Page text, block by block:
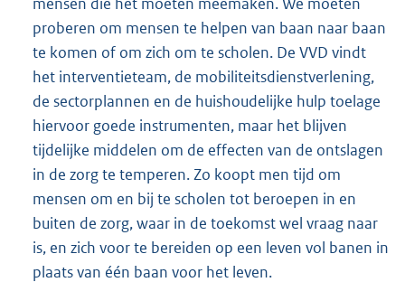
proberen om mensen te helpen van baan naar baan
te komen of om zich om te scholen. De VVD vindt
het interventieteam, de mobiliteitsdienstverlening,
de sectorplannen en de huishoudelijke hulp toelage
hiervoor goede instrumenten, maar het blijven
tijdelijke middelen om de effecten van de ontslagen
in de zorg te temperen. Zo koopt men tijd om
mensen om en bij te scholen tot beroepen in en
buiten de zorg, waar in de toekomst wel vraag naar
is, en zich voor te bereiden op een leven vol banen in
plaats van één baan voor het leven.